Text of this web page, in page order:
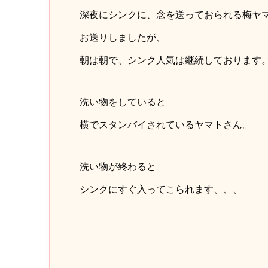
深夜にシンクに、念を送っておられる梅ヤ
お送りしましたが、
朝は朝で、シンク人気は継続しております。
洗い物をしていると
横でスタンバイされているヤマトさん。
洗い物が終わると
シンクにすぐ入ってこられます、、、